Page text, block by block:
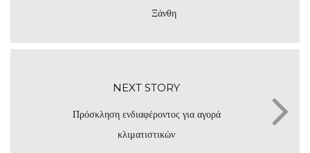
Ξάνθη
NEXT STORY
Πρόσκληση ενδιαφέροντος για αγορά
κλιματιστικών